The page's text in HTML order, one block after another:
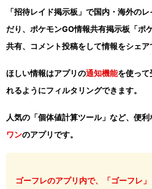
「招待レイド掲示板」で国内・海外の
だり、ポケモンGO情報共有掲示板「ポ
共有、コメント投稿をして情報をシェア
ほしい情報はアプリの通知機能を使って
れるようにフィルタリングできます。
人気の「個体値計算ツール」など、便
ワンのアプリです。
ゴーフレのアプリ内で、「ゴーフレ